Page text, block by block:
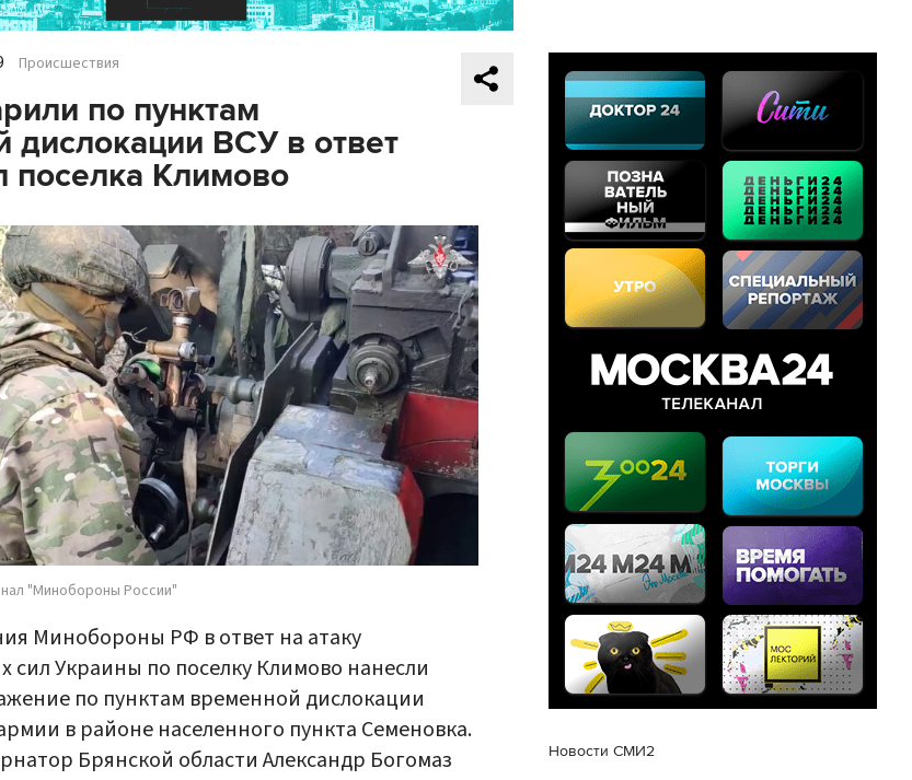
Происшествия
по пунктам
дислокации ВСУ в ответ
поселка Климово
"Минобороны России"
Минобороны РФ в ответ на атаку
сил Украины по поселку Климово нанесли
по пунктам временной дислокации
в районе населенного пункта Семеновка.
Брянской области Александр Богомаз
Новости СМИ2